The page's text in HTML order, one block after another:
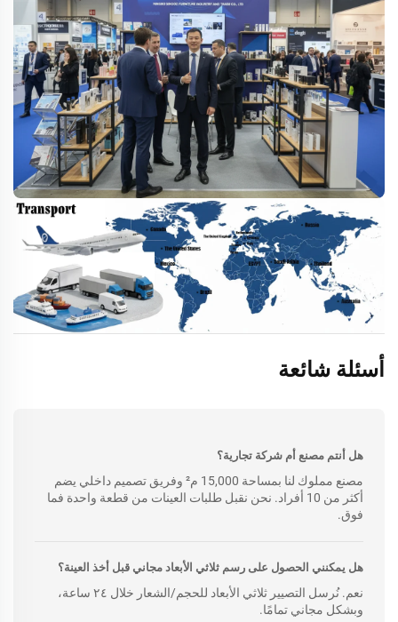
أسئلة شائعة
هل أنتم مصنع أم شركة تجارية؟
مصنع مملوك لنا بمساحة 15,000 م² وفريق تصميم داخلي يضم
أكثر من 10 أفراد. نحن نقبل طلبات العينات من قطعة واحدة فما
فوق.
هل يمكنني الحصول على رسم ثلاثي الأبعاد مجاني قبل أخذ العينة؟
نعم. نُرسل التصيير ثلاثي الأبعاد للحجم/الشعار خلال ٢٤ ساعة،
وبشكل مجاني تمامًا.